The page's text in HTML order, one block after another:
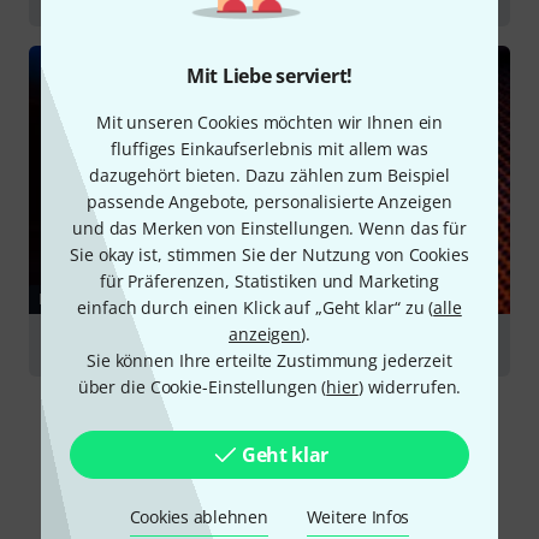
Mit Liebe serviert!
Mit unseren Cookies möchten wir Ihnen ein
fluffiges Einkaufserlebnis mit allem was
dazugehört bieten. Dazu zählen zum Beispiel
passende Angebote, personalisierte Anzeigen
und das Merken von Einstellungen. Wenn das für
Sie okay ist, stimmen Sie der Nutzung von Cookies
für Präferenzen, Statistiken und Marketing
einfach durch einen Klick auf „Geht klar“ zu (alle
anzeigen).
Sie können Ihre erteilte Zustimmung jederzeit
über die Cookie-Einstellungen (hier) widerrufen.
Geht klar
Cookies ablehnen Weitere Infos
RATGEBER
Monitoring
Alternativen vergleichen